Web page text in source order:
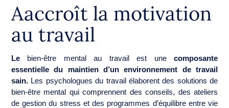
Aaccroît la motivation
au travail
Le bien-être mental au travail est une composante
essentielle du maintien d’un environnement de travail
sain. Les psychologues du travail élaborent des solutions de
bien-être mental qui comprennent des conseils, des ateliers
de gestion du stress et des programmes d’équilibre entre vie